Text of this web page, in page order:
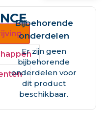
Bijbehorende
onderdelen
Er zijn geen
bijbehorende
onderdelen voor
dit product
beschikbaar.